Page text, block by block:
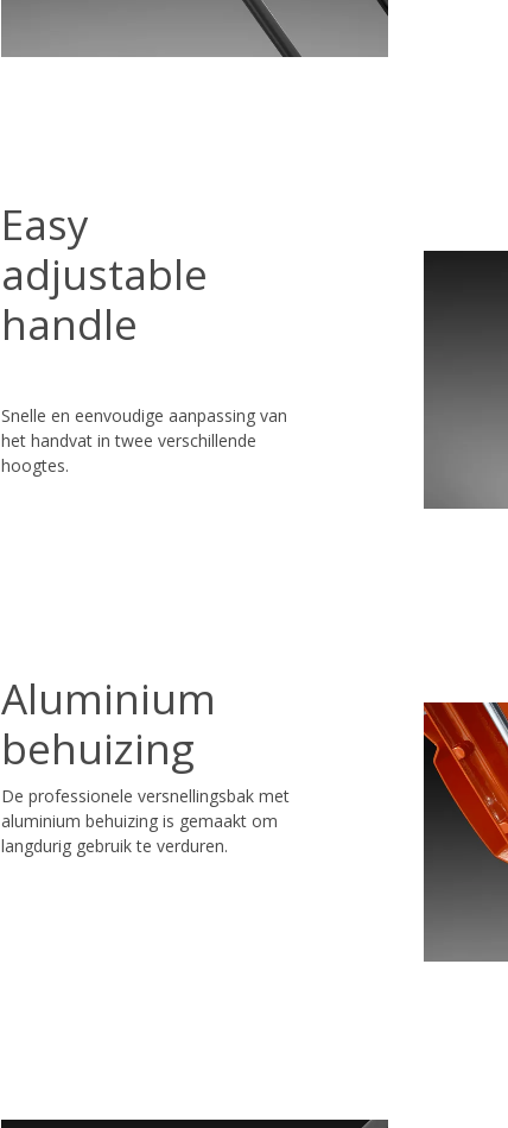
Easy
adjustable
handle
Snelle en eenvoudige aanpassing van
het handvat in twee verschillende
hoogtes.
Aluminium
behuizing
De professionele versnellingsbak met
aluminium behuizing is gemaakt om
langdurig gebruik te verduren.